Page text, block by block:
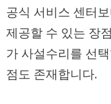
공식 서비스 센터
제공할 수 있는 장
가 사설수리를 선
점도 존재합니다.